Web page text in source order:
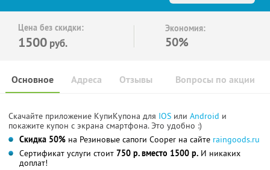
Цена без скидки:
1500 руб.
Экономия:
50%
Основное Отзывы Вопросы по акции
Адреса
Скачайте приложение КупиКупона для IOS или Android и
покажите купон с экрана смартфона. Это удобно :)
Скидка 50% на Резиновые сапоги Cooper на сайте raingoods.ru
Сертификат услуги стоит 750 р. вместо 1500 р. И никаких
доплат!